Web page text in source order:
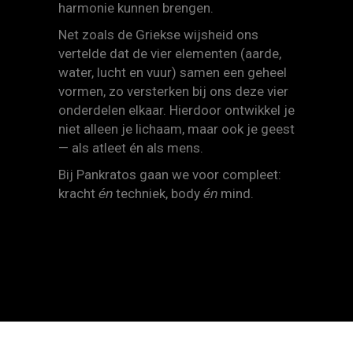
harmonie kunnen brengen.
Net zoals de Griekse wijsheid ons
vertelde dat de vier elementen (aarde,
water, lucht en vuur) samen een geheel
vormen, zo versterken bij ons deze vier
onderdelen elkaar. Hierdoor ontwikkel je
niet alleen je lichaam, maar ook je geest
— als atleet én als mens.
Bij Pankratos gaan we voor compleet:
kracht én techniek, body én mind.